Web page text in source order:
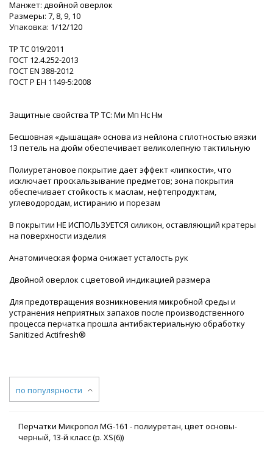
Манжет: двойной оверлок
Размеры: 7, 8, 9, 10
Упаковка: 1/12/120
ТР ТС 019/2011
ГОСТ 12.4.252-2013
ГОСТ EN 388-2012
ГОСТ Р ЕН 1149-5:2008
Защитные свойства ТР ТС: Ми Мп Нс Нм
Бесшовная «дышащая» основа из нейлона с плотностью вязки
13 петель на дюйм обеспечивает великолепную тактильную
Полиуретановое покрытие дает эффект «липкости», что
исключает проскальзывание предметов; зона покрытия
обеспечивает стойкость к маслам, нефтепродуктам,
углеводородам, истиранию и порезам
В покрытии НЕ ИСПОЛЬЗУЕТСЯ силикон, оставляющий кратеры
на поверхности изделия
Анатомическая форма снижает усталость рук
Двойной оверлок с цветовой индикацией размера
Для предотвращения возникновения микробной среды и
устранения неприятных запахов после производственного
процесса перчатка прошла антибактериальную обработку
Sanitized Actifresh®
по популярности
Перчатки Микропол MG-161 - полиуретан, цвет основы-
черный, 13-й класс (р. XS(6))